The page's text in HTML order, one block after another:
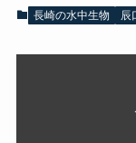
長崎の水中生物 辰